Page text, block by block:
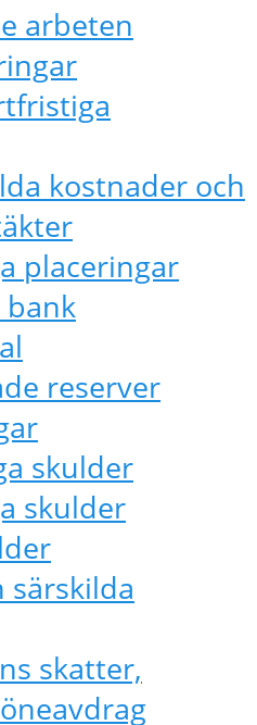
arbeten
kostnader och
placeringar
bank
reserver
skulder
skulder
särskilda
skatter,